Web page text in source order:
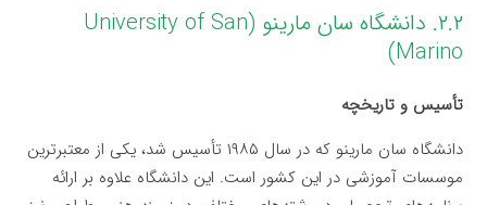
۲.۲. دانشگاه سان مارینو (University of San
Marino)
تأسیس و تاریخچه
دانشگاه سان مارینو که در سال ۱۹۸۵ تأسیس شد، یکی از معتبرترین
موسسات آموزشی در این کشور است. این دانشگاه علاوه بر ارائه